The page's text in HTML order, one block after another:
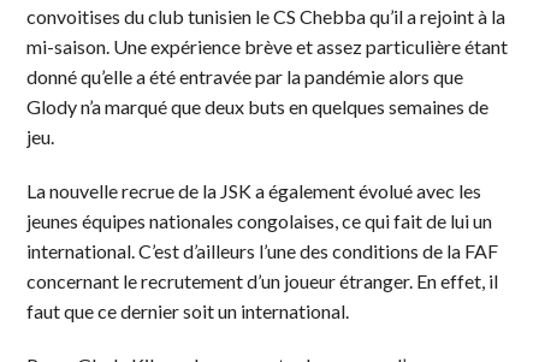
convoitises du club tunisien le CS Chebba qu’il a rejoint à la
mi-saison. Une expérience brève et assez particulière étant
donné qu’elle a été entravée par la pandémie alors que
Glody n’a marqué que deux buts en quelques semaines de
jeu.
La nouvelle recrue de la JSK a également évolué avec les
jeunes équipes nationales congolaises, ce qui fait de lui un
international. C’est d’ailleurs l’une des conditions de la FAF
concernant le recrutement d’un joueur étranger. En effet, il
faut que ce dernier soit un international.